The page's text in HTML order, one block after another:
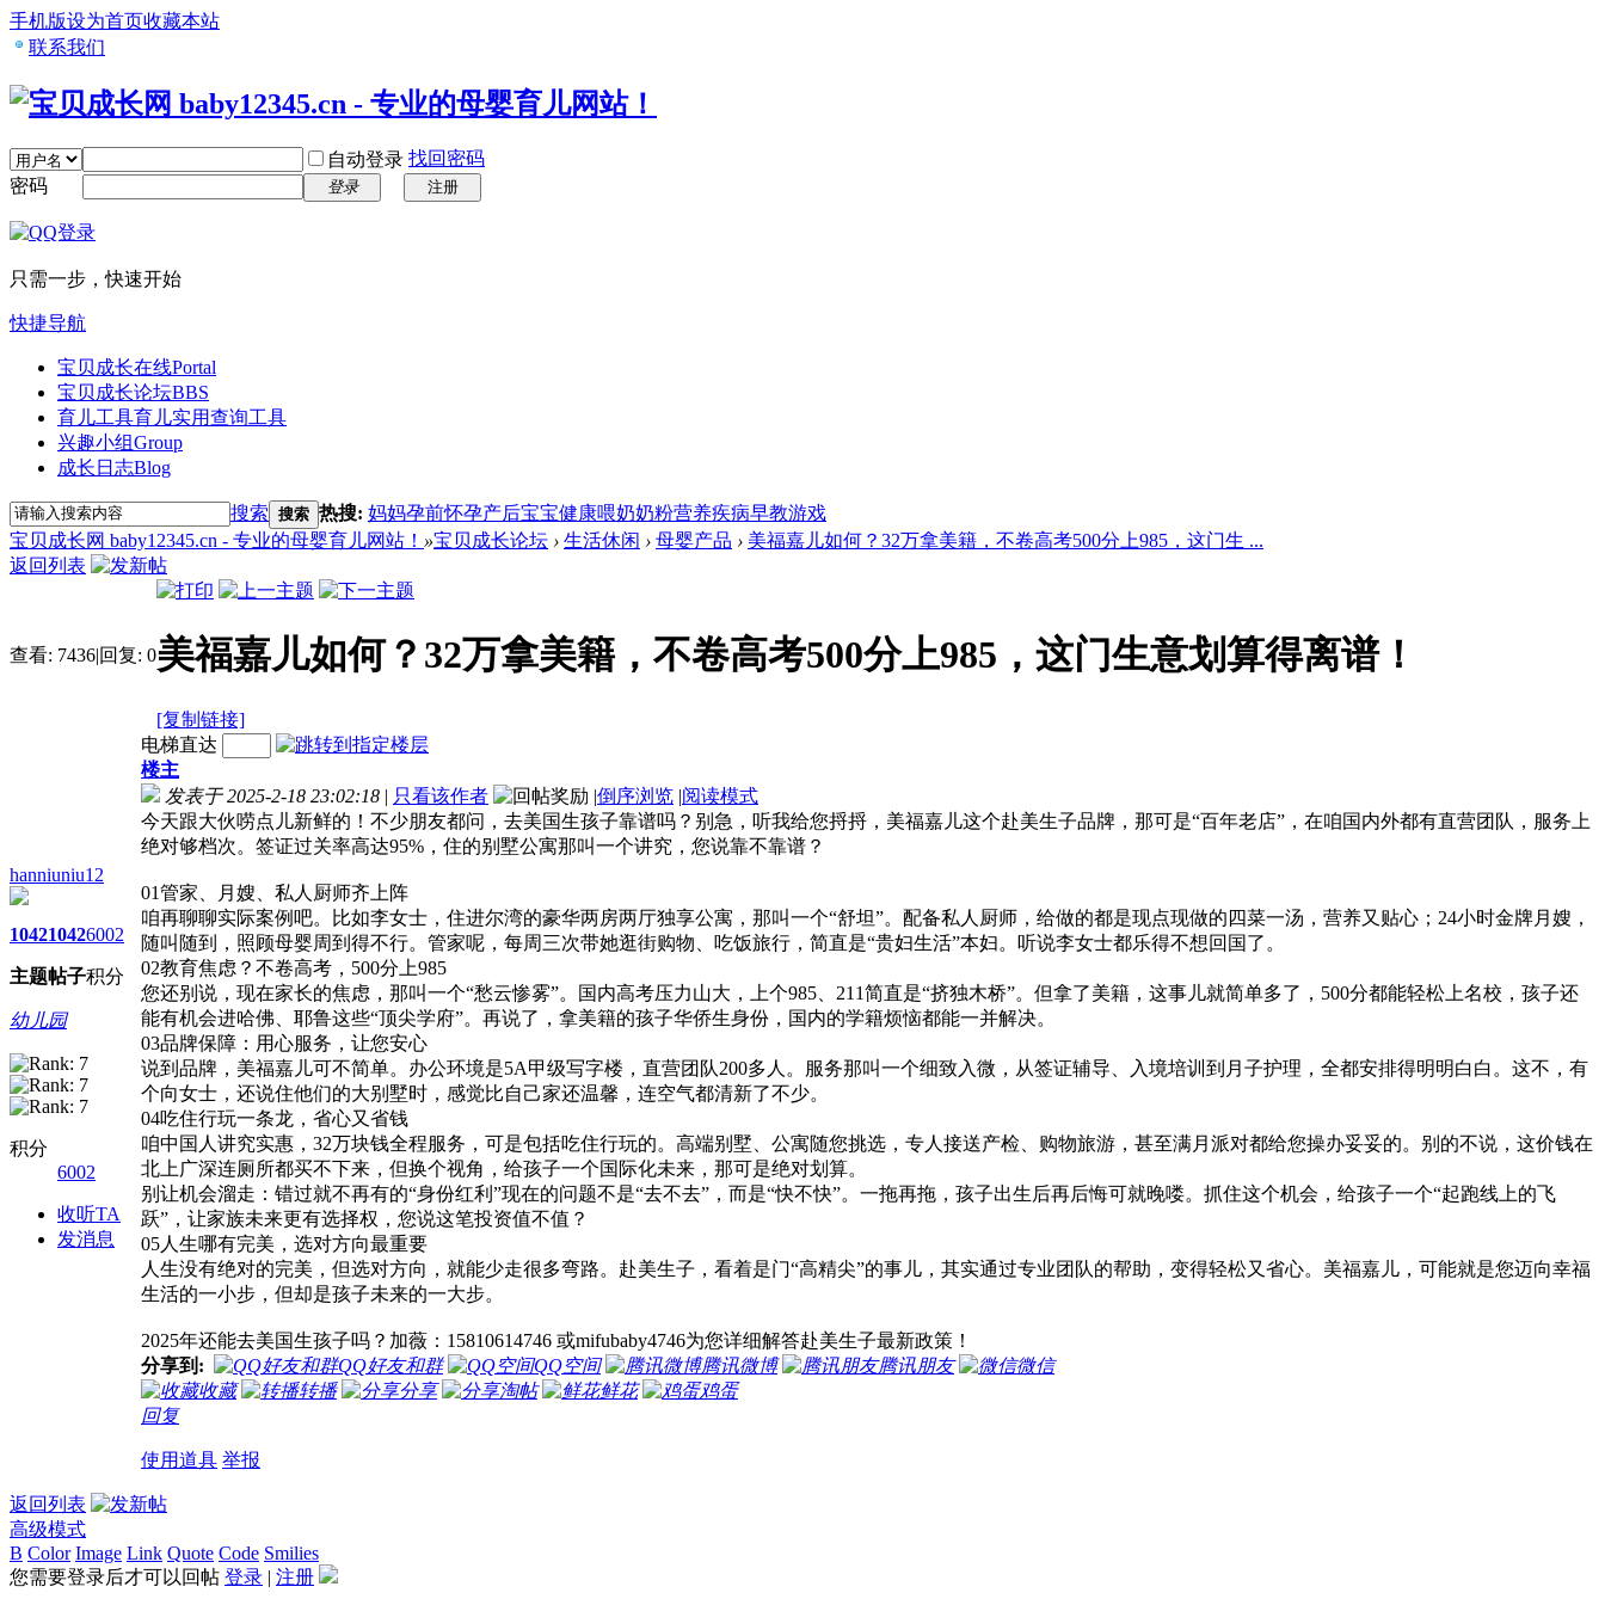
手机版设为首页收藏本站
联系我们
自动登录 找回密码
密码
登录 注册
只需一步，快速开始
快捷导航
宝贝成长在线Portal
宝贝成长论坛BBS
育儿工具育儿实用查询工具
兴趣小组Group
成长日志Blog
搜索 搜索 热搜: 妈妈孕前怀孕产后宝宝健康喂奶奶粉营养疾病早教游戏
宝贝成长网 baby12345.cn - 专业的母婴育儿网站！ »宝贝成长论坛 › 生活休闲 › 母婴产品 › 美福嘉儿如何？32万拿美籍，不卷高考500分上985，这门生 ...
返回列表
查看: 7436|回复: 0美福嘉儿如何？32万拿美籍，不卷高考500分上985，这门生意划算得离谱！
[复制链接]
hanniuniu12
1042
主题
1042
帖子
6002
积分
幼儿园
积分
6002
收听TA
发消息
电梯直达
楼主
发表于 2025-2-18 23:02:18 | 只看该作者 |倒序浏览 |阅读模式
今天跟大伙唠点儿新鲜的！不少朋友都问，去美国生孩子靠谱吗？别急，听我给您捋捋，美福嘉儿这个赴美生子品牌，那可是“百年老店”，在咱国内外都有直营团队，服务上
绝对够档次。签证过关率高达95%，住的别墅公寓那叫一个讲究，您说靠不靠谱？
01管家、月嫂、私人厨师齐上阵
咱再聊聊实际案例吧。比如李女士，住进尔湾的豪华两房两厅独享公寓，那叫一个“舒坦”。配备私人厨师，给做的都是现点现做的四菜一汤，营养又贴心；24小时金牌月嫂，
随叫随到，照顾母婴周到得不行。管家呢，每周三次带她逛街购物、吃饭旅行，简直是“贵妇生活”本妇。听说李女士都乐得不想回国了。
02教育焦虑？不卷高考，500分上985
您还别说，现在家长的焦虑，那叫一个“愁云惨雾”。国内高考压力山大，上个985、211简直是“挤独木桥”。但拿了美籍，这事儿就简单多了，500分都能轻松上名校，孩子还
能有机会进哈佛、耶鲁这些“顶尖学府”。再说了，拿美籍的孩子华侨生身份，国内的学籍烦恼都能一并解决。
03品牌保障：用心服务，让您安心
说到品牌，美福嘉儿可不简单。办公环境是5A甲级写字楼，直营团队200多人。服务那叫一个细致入微，从签证辅导、入境培训到月子护理，全都安排得明明白白。这不，有
个向女士，还说住他们的大别墅时，感觉比自己家还温馨，连空气都清新了不少。
04吃住行玩一条龙，省心又省钱
咱中国人讲究实惠，32万块钱全程服务，可是包括吃住行玩的。高端别墅、公寓随您挑选，专人接送产检、购物旅游，甚至满月派对都给您操办妥妥的。别的不说，这价钱在
北上广深连厕所都买不下来，但换个视角，给孩子一个国际化未来，那可是绝对划算。
别让机会溜走：错过就不再有的“身份红利”现在的问题不是“去不去”，而是“快不快”。一拖再拖，孩子出生后再后悔可就晚喽。抓住这个机会，给孩子一个“起跑线上的飞
跃”，让家族未来更有选择权，您说这笔投资值不值？
05人生哪有完美，选对方向最重要
人生没有绝对的完美，但选对方向，就能少走很多弯路。赴美生子，看着是门“高精尖”的事儿，其实通过专业团队的帮助，变得轻松又省心。美福嘉儿，可能就是您迈向幸福
生活的一小步，但却是孩子未来的一大步。
2025年还能去美国生孩子吗？加薇：15810614746 或mifubaby4746为您详细解答赴美生子最新政策！
分享到:
QQ好友和群 QQ空间 腾讯微博 腾讯朋友
微信
收藏
转播 分享 淘帖 鲜花
鸡蛋
回复
使用道具 举报
返回列表
高级模式
B Color Image Link Quote Code Smilies
您需要登录后才可以回帖 登录 | 注册